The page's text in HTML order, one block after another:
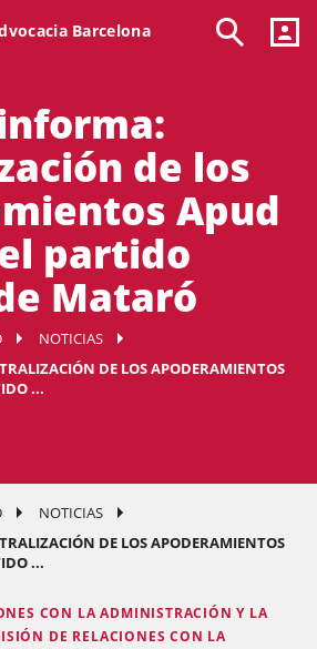
Barcelona
informa:
de los
Apud
partido
Mataró
NOTICIAS
DE LOS APODERAMIENTOS
...
NOTICIAS
DE LOS APODERAMIENTOS
...
CON LA ADMINISTRACIÓN Y LA
DE RELACIONES CON LA